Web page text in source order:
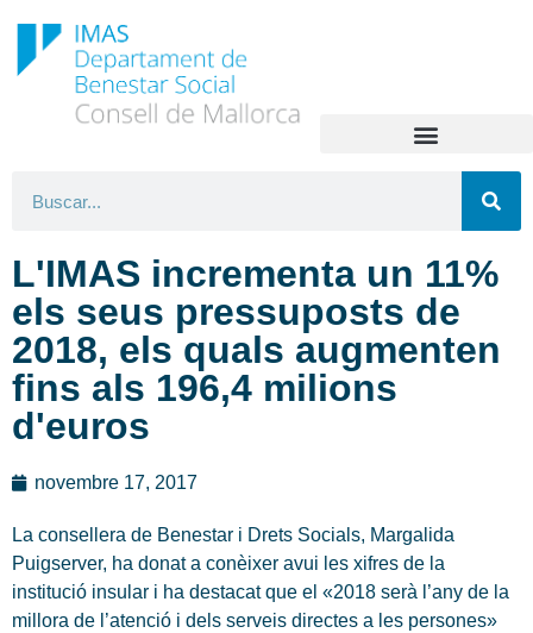
L'IMAS incrementa un 11%
els seus pressuposts de
2018, els quals augmenten
fins als 196,4 milions
d'euros
novembre 17, 2017
La consellera de Benestar i Drets Socials, Margalida
Puigserver, ha donat a conèixer avui les xifres de la
institució insular i ha destacat que el «2018 serà l’any de la
millora de l’atenció i dels serveis directes a les persones»